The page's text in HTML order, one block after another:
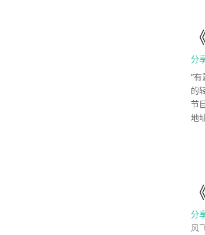
分
“
的
节
地
分
风